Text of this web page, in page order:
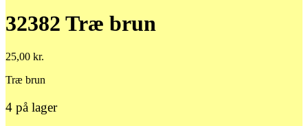
32382 Træ brun
25,00 kr.
Træ brun
4 på lager